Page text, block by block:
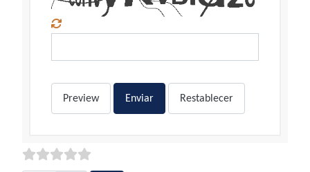
Preview Enviar Restablecer